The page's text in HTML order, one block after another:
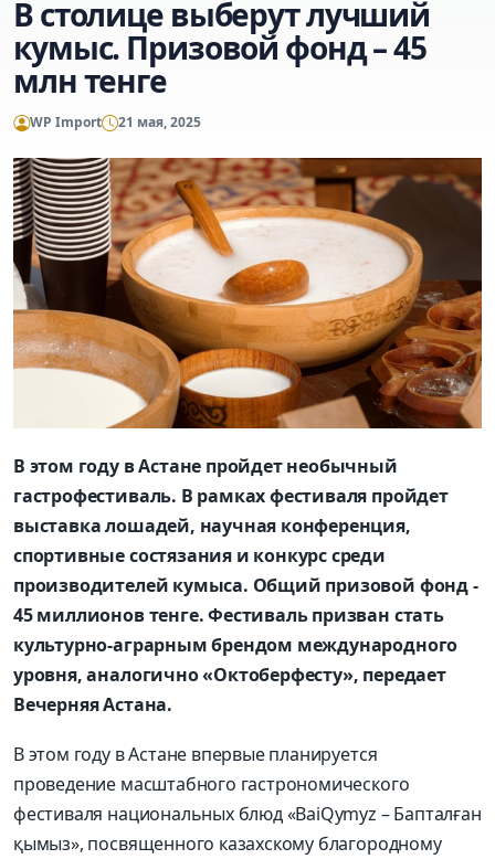
В столице выберут лучший
кумыс. Призовой фонд – 45
млн тенге
WP Import 21 мая, 2025
В этом году в Астане пройдет необычный
гастрофестиваль. В рамках фестиваля пройдет
выставка лошадей, научная конференция,
спортивные состязания и конкурс среди
производителей кумыса. Общий призовой фонд -
45 миллионов тенге. Фестиваль призван стать
культурно-аграрным брендом международного
уровня, аналогично «Октоберфесту», передает
Вечерняя Астана.
В этом году в Астане впервые планируется
проведение масштабного гастрономического
фестиваля национальных блюд «BaiQymyz – Бапталған
қымыз», посвященного казахскому благородному